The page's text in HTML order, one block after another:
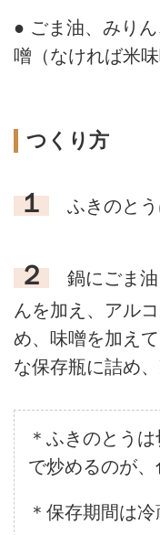
● ごま油、みり
噌（なければ米味
つくり方
１ ふきのとう
２ 鍋にごま油
んを加え、アル
め、味噌を加え
な保存瓶に詰め
＊ふきのとう
で炒めるのが
＊保存期間は